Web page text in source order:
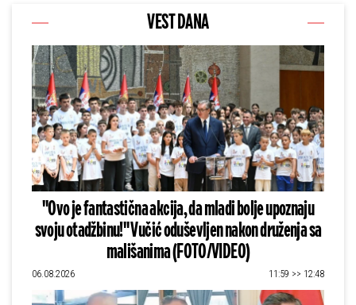
VEST DANA
"Ovo je fantastična akcija, da mladi bolje upoznaju
svoju otadžbinu!" Vučić oduševljen nakon druženja sa
mališanima (FOTO/VIDEO)
06.08.2026 11:59 >> 12:48